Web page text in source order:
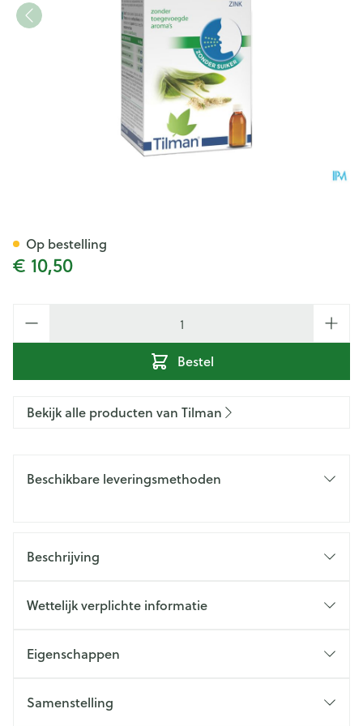
€ 10,50
Bestel
Op bestelling
Bekijk alle producten van Tilman
Beschikbare leveringsmethoden
Beschrijving
Wettelijk verplichte informatie
Eigenschappen
Samenstelling